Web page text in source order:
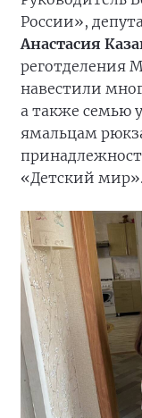
России»,
Анастасия
реготделения
навестили
а также семью
ямальцам
«Детский мир».